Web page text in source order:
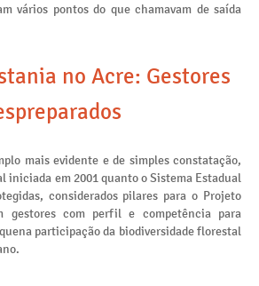
vários pontos do que chamavam de saída
no Acre: Gestores
mais evidente e de simples constatação,
em 2001 quanto o Sistema Estadual
considerados pilares para o Projeto
gestores com perfil e competência para
participação da biodiversidade florestal